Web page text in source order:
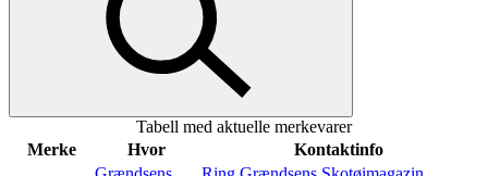
Aktiviteter
Inspirasjon
Tabell med aktuelle merkevarer
Merke
Hvor
Kontaktinfo